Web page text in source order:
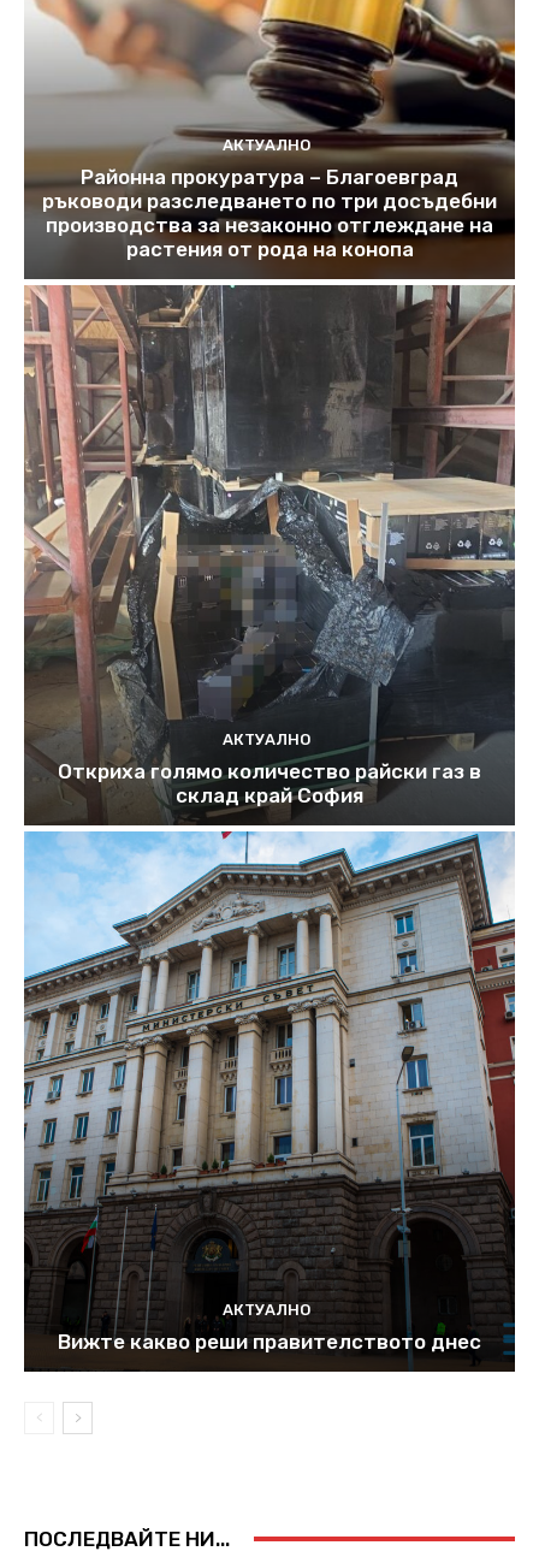
АКТУАЛНО
Районна прокуратура – Благоевград
ръководи разследването по три досъдебни
производства за незаконно отглеждане на
растения от рода на конопа
АКТУАЛНО
Откриха голямо количество райски газ в
склад край София
АКТУАЛНО
Вижте какво реши правителството днес
ПОСЛЕДВАЙТЕ НИ...